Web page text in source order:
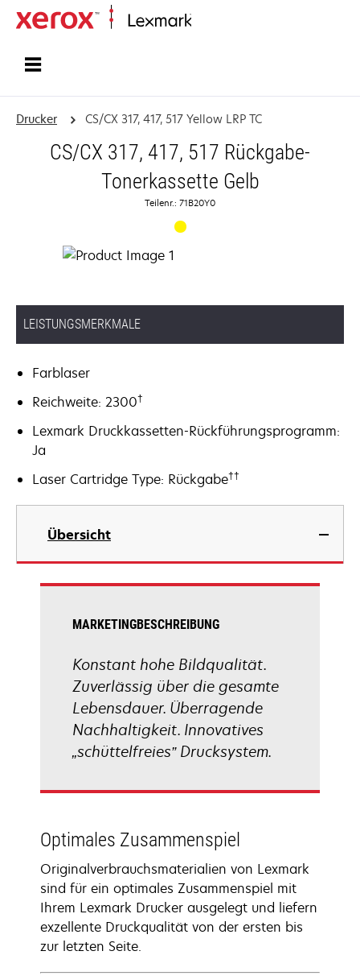
Drucker CS/CX 317, 417, 517 Yellow LRP TC
CS/CX 317, 417, 517 Rückgabe-
Tonerkassette Gelb
Teilenr.: 71B20Y0
LEISTUNGSMERKMALE
Farblaser
Reichweite: 2300†
Lexmark Druckkassetten-Rückführungsprogramm:
Ja
Laser Cartridge Type: Rückgabe††
Übersicht
MARKETINGBESCHREIBUNG
Konstant hohe Bildqualität.
Zuverlässig über die gesamte
Lebensdauer. Überragende
Nachhaltigkeit. Innovatives
„schüttelfreies” Drucksystem.
Optimales Zusammenspiel
Originalverbrauchsmaterialien von Lexmark
sind für ein optimales Zusammenspiel mit
Ihrem Lexmark Drucker ausgelegt und liefern
exzellente Druckqualität von der ersten bis
zur letzten Seite.